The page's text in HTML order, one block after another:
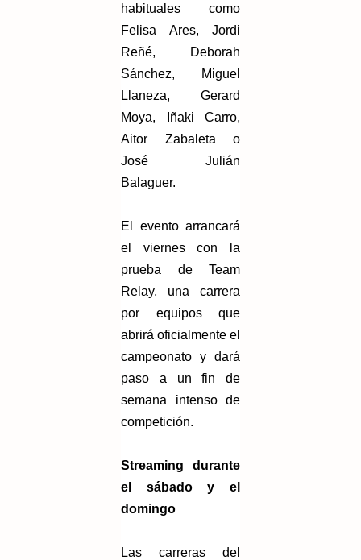
habituales como
Felisa Ares, Jordi
Reñé, Deborah
Sánchez, Miguel
Llaneza, Gerard
Moya, Iñaki Carro,
Aitor Zabaleta o
José Julián
Balaguer.
El evento arrancará
el viernes con la
prueba de Team
Relay, una carrera
por equipos que
abrirá oficialmente el
campeonato y dará
paso a un fin de
semana intenso de
competición.
Streaming durante
el sábado y el
domingo
Las carreras del